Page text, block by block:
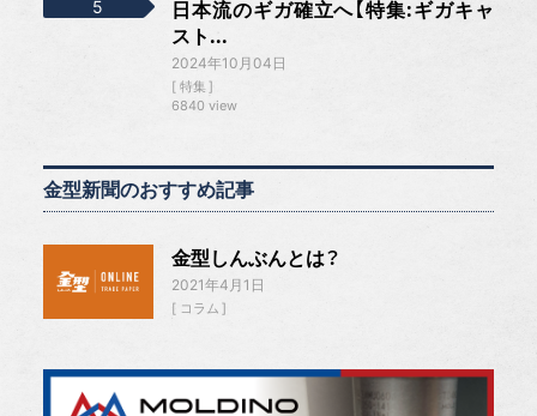
日本流のギガ確立へ【特集:ギガキャ
スト...
2024年10月04日
特集
6840 view
金型新聞のおすすめ記事
金型しんぶんとは？
2021年4月1日
コラム